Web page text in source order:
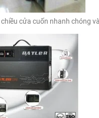
cửa cuốn nhanh chóng